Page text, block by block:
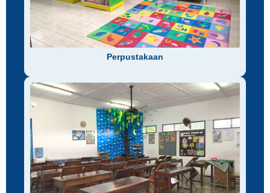
Perpustakaan